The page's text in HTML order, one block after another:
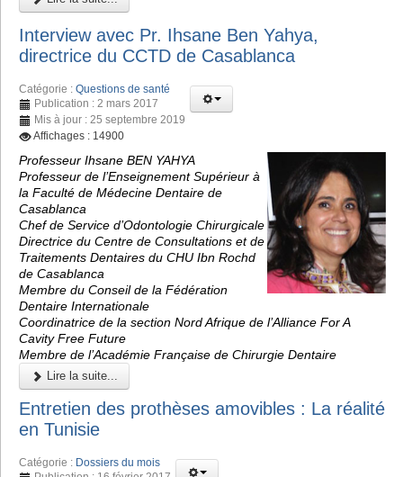
Interview avec Pr. Ihsane Ben Yahya,
directrice du CCTD de Casablanca
Catégorie : Questions de santé
Publication : 2 mars 2017
Mis à jour : 25 septembre 2019
Affichages : 14900
Professeur Ihsane BEN YAHYA
Professeur de l’Enseignement Supérieur à
la Faculté de Médecine Dentaire de
Casablanca
Chef de Service d’Odontologie Chirurgicale
Directrice du Centre de Consultations et de
Traitements Dentaires du CHU Ibn Rochd
de Casablanca
Membre du Conseil de la Fédération
Dentaire Internationale
Coordinatrice de la section Nord Afrique de l’Alliance For A
Cavity Free Future
Membre de l’Académie Française de Chirurgie Dentaire
Lire la suite...
Entretien des prothèses amovibles : La réalité
en Tunisie
Catégorie : Dossiers du mois